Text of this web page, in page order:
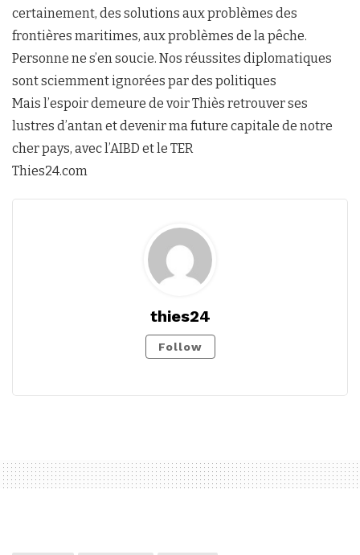
certainement, des solutions aux problèmes des
frontières maritimes, aux problèmes de la pêche.
Personne ne s’en soucie. Nos réussites diplomatiques
sont sciemment ignorées par des politiques
Mais l’espoir demeure de voir Thiès retrouver ses
lustres d’antan et devenir ma future capitale de notre
cher pays, avec l’AIBD et le TER
Thies24.com
thies24
Follow